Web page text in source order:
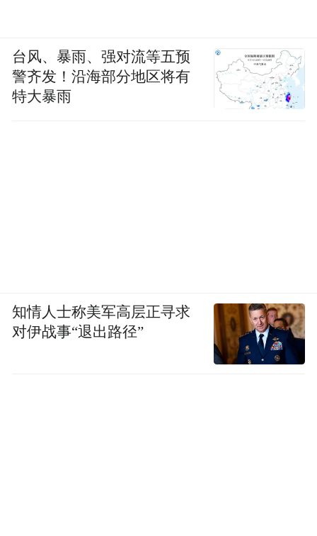
台风、暴雨、强对流等五预
警齐发！沿海部分地区将有
特大暴雨
知情人士称美军高层正寻求
对伊战事“退出路径”